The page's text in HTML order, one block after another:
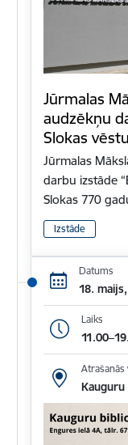
Jūrmalas
audzēkņu
Slokas
Jūrmalas
darbu izstāde
Slokas 770
Izstāde
Datums
18.
Laiks
Atrašanās
Kauguru